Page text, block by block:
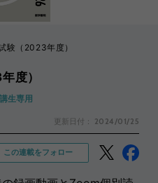
験（2023年度）
度）
生専用
更新日付： 2024/01/25
この連載をフォロー